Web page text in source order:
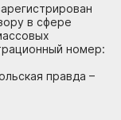
в сфере
номер:
правда –